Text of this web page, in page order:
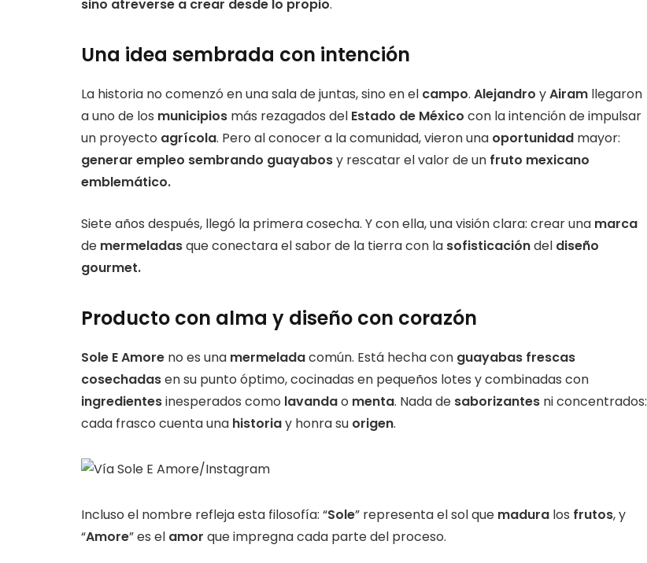
sino atreverse a crear desde lo propio.
Una idea sembrada con intención
La historia no comenzó en una sala de juntas, sino en el campo. Alejandro yAiram llegaron
a uno de los municipios más rezagados del Estado de México con la intención de impulsar
un proyecto agrícola. Pero al conocer a la comunidad, vieron una oportunidad mayor:
generar empleo sembrando guayabosy rescatar el valor de un fruto mexicano
emblemático.
Siete años después, llegó la primera cosecha. Y con ella, una visión clara: crear una marca
de mermeladasque conectara el sabor de la tierra con la sofisticacióndel diseño
gourmet.
Producto con alma y diseño con corazón
Sole E Amore no es una mermeladacomún. Está hecha con guayabas frescas
cosechadasen su punto óptimo, cocinadas en pequeños lotes y combinadas con
ingredientesinesperados como lavandao menta. Nada de saborizantes ni concentrados:
cada frasco cuenta una historiay honra su origen.
Incluso el nombre refleja esta filosofía: “Sole” representa el sol que madura los frutos, y
“Amore” es el amor que impregna cada parte del proceso.